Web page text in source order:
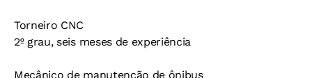
Torneiro CNC
2º grau, seis meses de experiência
Mecânico de manutenção de ônibus